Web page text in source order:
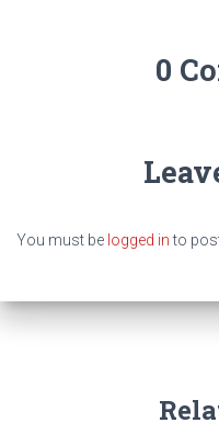
0
You must be logged into